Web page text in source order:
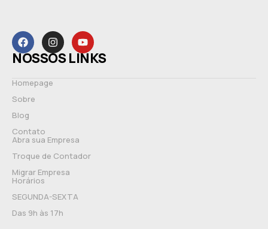
NOSSOS LINKS
Homepage
Sobre
Blog
Contato
Abra sua Empresa
Troque de Contador
Migrar Empresa
Horários
SEGUNDA-SEXTA
Das 9h às 17h